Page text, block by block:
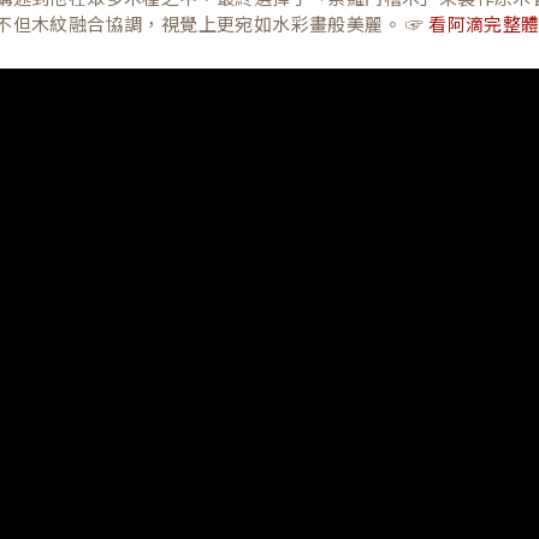
但木紋融合協調，視覺上更宛如水彩畫般美麗。 ☞看阿滴完整